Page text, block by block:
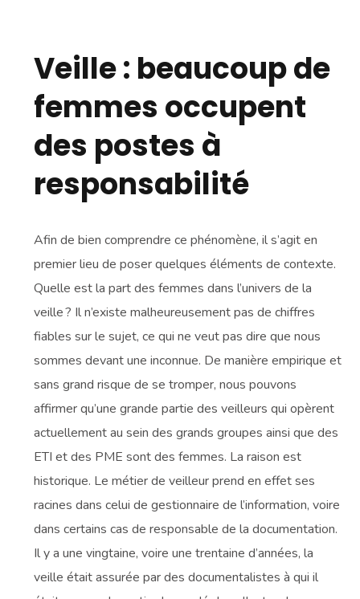
Veille : beaucoup de
femmes occupent
des postes à
responsabilité
Afin de bien comprendre ce phénomène, il s’agit en
premier lieu de poser quelques éléments de contexte.
Quelle est la part des femmes dans l’univers de la
veille ? Il n’existe malheureusement pas de chiffres
fiables sur le sujet, ce qui ne veut pas dire que nous
sommes devant une inconnue. De manière empirique et
sans grand risque de se tromper, nous pouvons
affirmer qu’une grande partie des veilleurs qui opèrent
actuellement au sein des grands groupes ainsi que des
ETI et des PME sont des femmes. La raison est
historique. Le métier de veilleur prend en effet ses
racines dans celui de gestionnaire de l’information, voire
dans certains cas de responsable de la documentation.
Il y a une vingtaine, voire une trentaine d’années, la
veille était assurée par des documentalistes à qui il